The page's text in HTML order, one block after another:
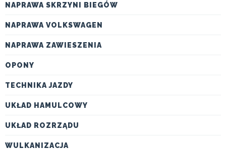
NAPRAWA SKRZYNI BIEGÓW
NAPRAWA VOLKSWAGEN
NAPRAWA ZAWIESZENIA
OPONY
TECHNIKA JAZDY
UKŁAD HAMULCOWY
UKŁAD ROZRZĄDU
WULKANIZACJA